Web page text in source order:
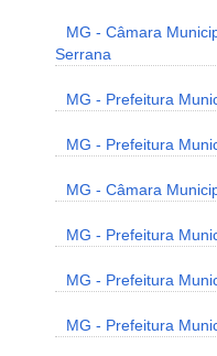
MG - Câmara
Serrana
MG - Prefeitura
MG - Prefeitura
MG - Câmara
MG - Prefeitura
MG - Prefeitura
MG - Prefeitura